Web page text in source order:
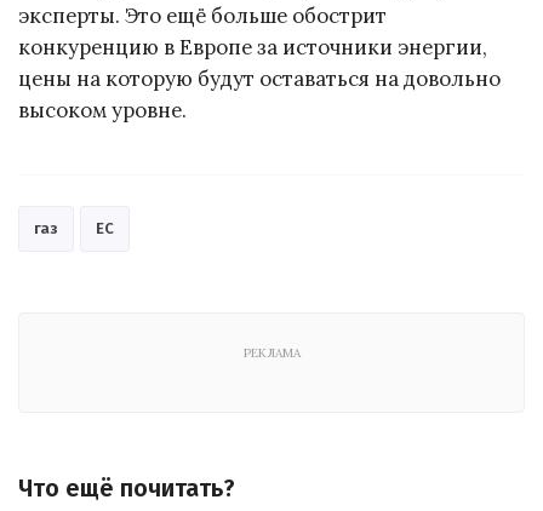
эксперты. Это ещё больше обострит
конкуренцию в Европе за источники энергии,
цены на которую будут оставаться на довольно
высоком уровне.
газ ЕС
РЕКЛАМА
Что ещё почитать?